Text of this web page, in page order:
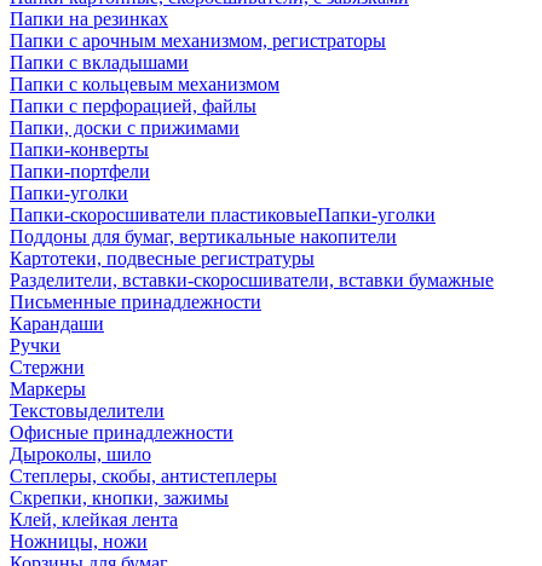
Папки на резинках
Папки с арочным механизмом, регистраторы
Папки с вкладышами
Папки с кольцевым механизмом
Папки с перфорацией, файлы
Папки, доски с прижимами
Папки-конверты
Папки-портфели
Папки-уголки
Папки-скоросшиватели пластиковыеПапки-уголки
Поддоны для бумаг, вертикальные накопители
Картотеки, подвесные регистратуры
Разделители, вставки-скоросшиватели, вставки бумажные
Письменные принадлежности
Карандаши
Ручки
Стержни
Маркеры
Текстовыделители
Офисные принадлежности
Дыроколы, шило
Степлеры, скобы, антистеплеры
Скрепки, кнопки, зажимы
Клей, клейкая лента
Ножницы, ножи